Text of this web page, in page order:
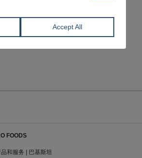
FOODS
和服务 | 巴基斯坦